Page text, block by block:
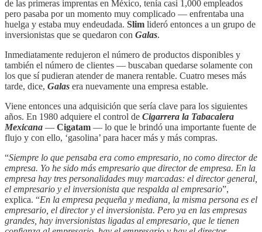
de las primeras imprentas en México, tenía casi 1,000 empleados
pero pasaba por un momento muy complicado — enfrentaba una
huelga y estaba muy endeudada. Slim lideró entonces a un grupo de
inversionistas que se quedaron con Galas.
Inmediatamente redujeron el número de productos disponibles y
también el número de clientes — buscaban quedarse solamente con
los que sí pudieran atender de manera rentable. Cuatro meses más
tarde, dice, Galas era nuevamente una empresa estable.
Viene entonces una adquisición que sería clave para los siguientes
años. En 1980 adquiere el control de Cigarrera la Tabacalera
Mexicana — Cigatam — lo que le brindó una importante fuente de
flujo y con ello, ‘gasolina’ para hacer más y más compras.
“Siempre lo que pensaba era como empresario, no como director de
empresa. Yo he sido más empresario que director de empresa. En la
empresa hay tres personalidades muy marcadas: el director general,
el empresario y el inversionista que respalda al empresario”,
explica. “En la empresa pequeña y mediana, la misma persona es el
empresario, el director y el inversionista. Pero ya en las empresas
grandes, hay inversionistas ligadas al empresario, que le tienen